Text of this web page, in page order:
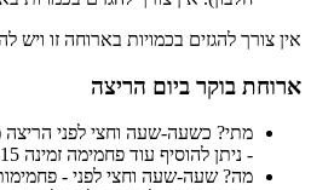
אין צורך להגזים בכמויות בארוחה זו ויש
ארוחת בוקר ביום הריצה
מתי? כשעה-שעה וחצי לפני הריצה
- ניתן להוסיף עוד פחמימה זמינה 10-15 דקות לפני הריצה.
מה? שעה-שעה וחצי לפני -